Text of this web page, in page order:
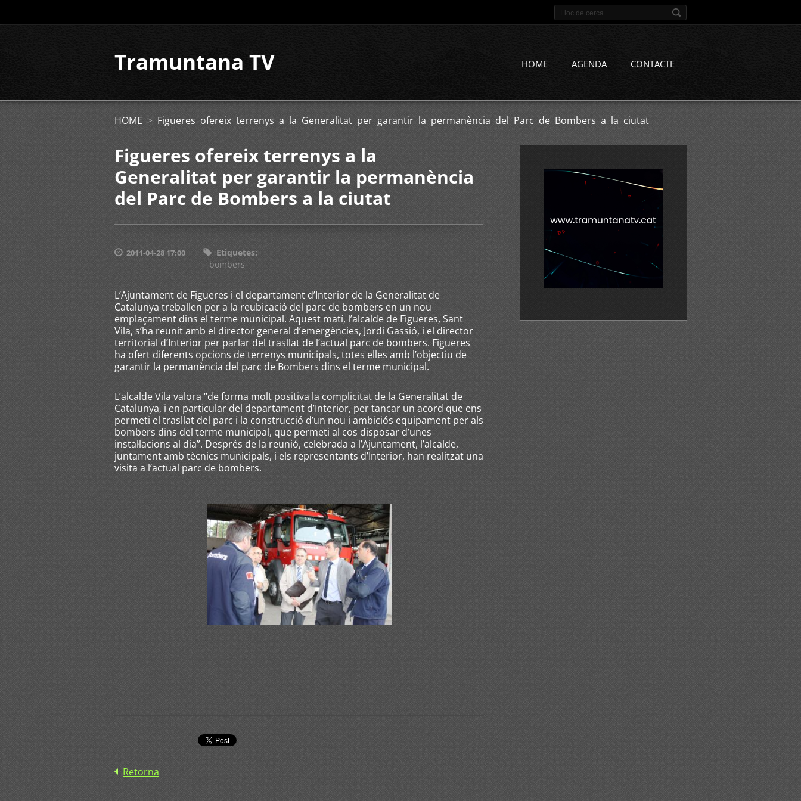
Tramuntana TV HOME AGENDA CONTACTE
HOME > Figueres ofereix terrenys a la Generalitat per garantir la permanència del Parc de Bombers a la ciutat
Figueres ofereix terrenys a la
Generalitat per garantir la permanència
del Parc de Bombers a la ciutat
2011-04-28 17:00 Etiquetes:
bombers
L’Ajuntament de Figueres i el departament d’Interior de la Generalitat de
Catalunya treballen per a la reubicació del parc de bombers en un nou
emplaçament dins el terme municipal. Aquest matí, l’alcalde de Figueres, Sant
Vila, s’ha reunit amb el director general d’emergències, Jordi Gassió, i el director
territorial d’Interior per parlar del trasllat de l’actual parc de bombers. Figueres
ha ofert diferents opcions de terrenys municipals, totes elles amb l’objectiu de
garantir la permanència del parc de Bombers dins el terme municipal.
L’alcalde Vila valora “de forma molt positiva la complicitat de la Generalitat de
Catalunya, i en particular del departament d’Interior, per tancar un acord que ens
permeti el trasllat del parc i la construcció d’un nou i ambiciós equipament per als
bombers dins del terme municipal, que permeti al cos disposar d’unes
instal·lacions al dia”. Després de la reunió, celebrada a l’Ajuntament, l’alcalde,
juntament amb tècnics municipals, i els representants d’Interior, han realitzat una
visita a l’actual parc de bombers.
Retorna